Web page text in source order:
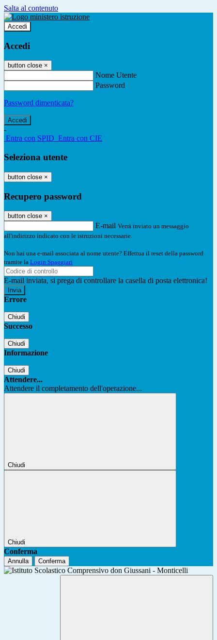
Salta al contenuto
Accedi
Accedi
button close ×
Nome Utente
Password
Password dimenticata?
-
Entra con SPID Entra con CIE
Seleziona utente
button close ×
Recupero password
button close ×
E-mail Verrà inviato un messaggio
all'indirizzo indicato con le istruzioni necessarie.
Non hai una e-mail associata al nome utente? Effettua il reset della password
tramite la Login Spaggiari
E-mail inviata, si prega di controllare la casella di posta elettronica!
Errore
Chiudi
Successo
Chiudi
Informazione
Chiudi
Attendere...
Attendere il completamento dell'operazione...
Chiudi
Chiudi
Conferma
Annulla Conferma